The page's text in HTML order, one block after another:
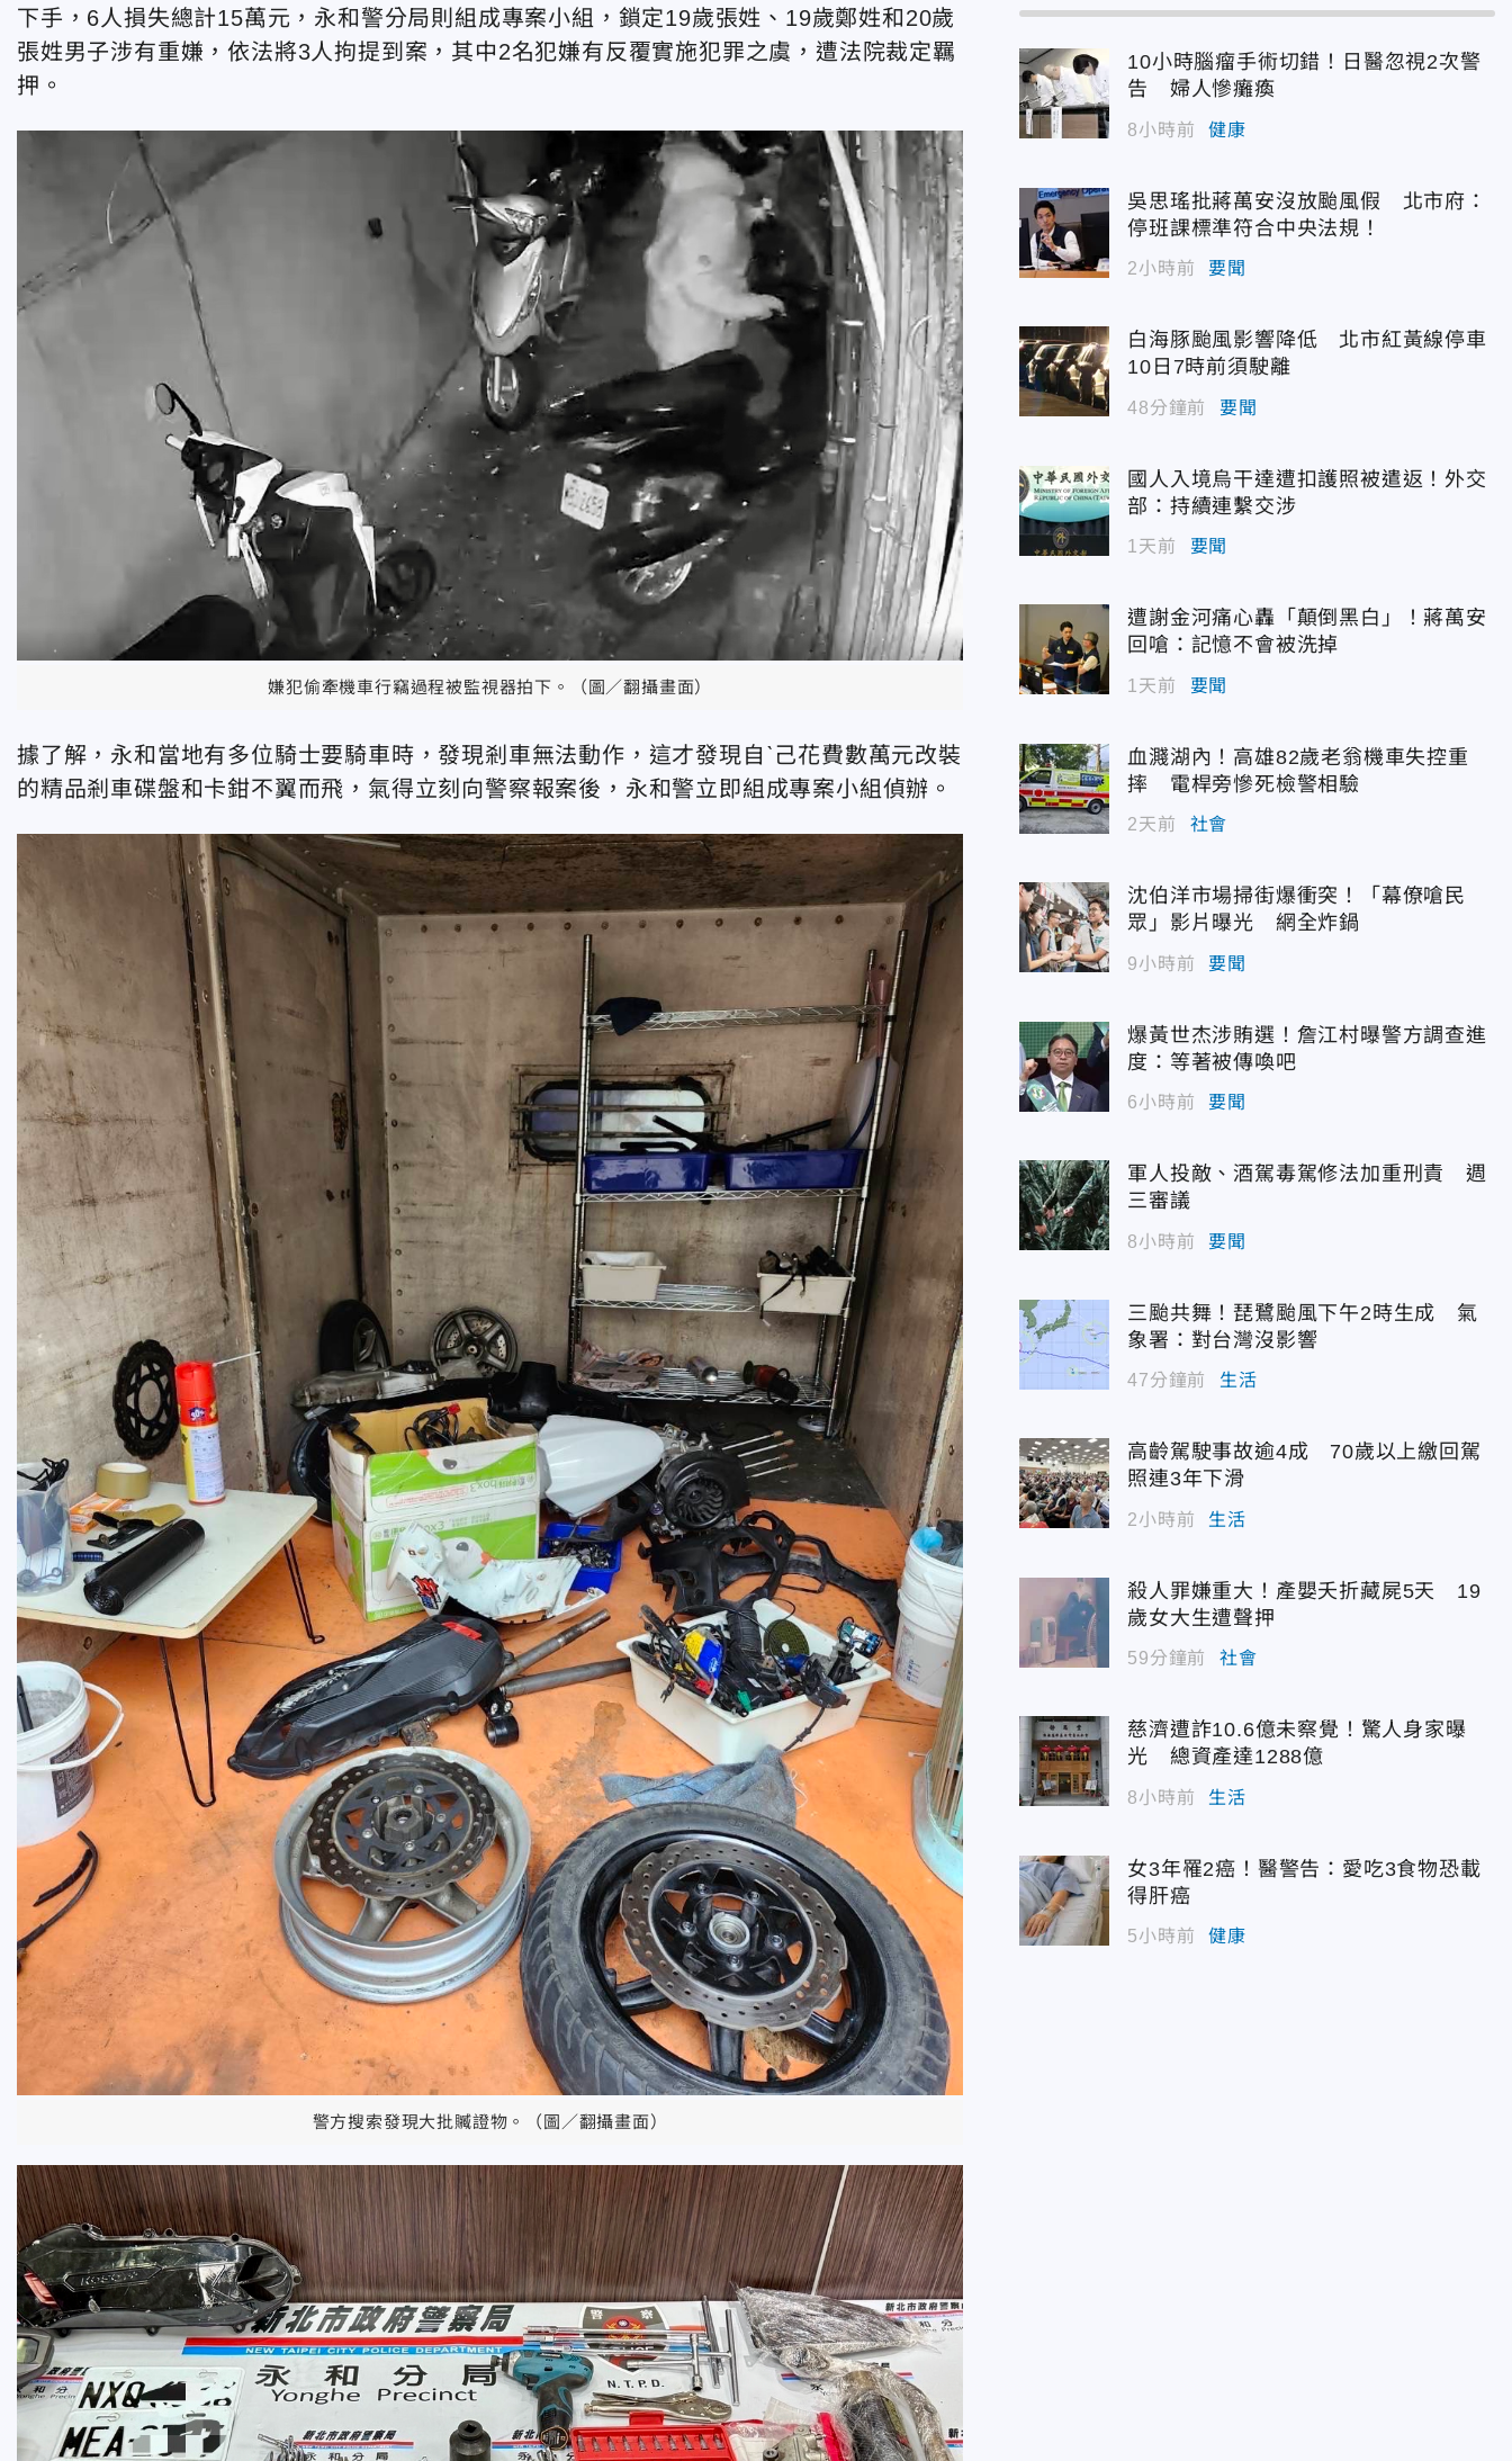
下手，6人損失總計15萬元，永和警分局則組成專案小組，鎖定19歲張姓、19歲鄭姓和20歲
張姓男子涉有重嫌，依法將3人拘提到案，其中2名犯嫌有反覆實施犯罪之虞，遭法院裁定羈
押。
嫌犯偷牽機車行竊過程被監視器拍下。（圖／翻攝畫面）
據了解，永和當地有多位騎士要騎車時，發現剎車無法動作，這才發現自ˋ己花費數萬元改裝
的精品剎車碟盤和卡鉗不翼而飛，氣得立刻向警察報案後，永和警立即組成專案小組偵辦。
警方搜索發現大批贓證物。（圖／翻攝畫面）
10小時腦瘤手術切錯！日醫忽視2次警
告 婦人慘癱瘓
8小時前 健康
吳思瑤批蔣萬安沒放颱風假 北市府：
停班課標準符合中央法規！
2小時前 要聞
白海豚颱風影響降低 北市紅黃線停車
10日7時前須駛離
48分鐘前 要聞
國人入境烏干達遭扣護照被遣返！外交
部：持續連繫交涉
1天前 要聞
遭謝金河痛心轟「顛倒黑白」！蔣萬安
回嗆：記憶不會被洗掉
1天前 要聞
血濺湖內！高雄82歲老翁機車失控重
摔 電桿旁慘死檢警相驗
2天前 社會
沈伯洋市場掃街爆衝突！「幕僚嗆民
眾」影片曝光 網全炸鍋
9小時前 要聞
爆黃世杰涉賄選！詹江村曝警方調查進
度：等著被傳喚吧
6小時前 要聞
軍人投敵、酒駕毒駕修法加重刑責 週
三審議
8小時前 要聞
三颱共舞！琵鷺颱風下午2時生成 氣
象署：對台灣沒影響
47分鐘前 生活
高齡駕駛事故逾4成 70歲以上繳回駕
照連3年下滑
2小時前 生活
殺人罪嫌重大！產嬰夭折藏屍5天 19
歲女大生遭聲押
59分鐘前 社會
慈濟遭詐10.6億未察覺！驚人身家曝
光 總資產達1288億
8小時前 生活
女3年罹2癌！醫警告：愛吃3食物恐載
得肝癌
5小時前 健康